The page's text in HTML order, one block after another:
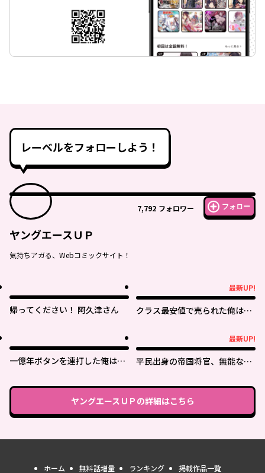
レーベルをフォローしよう！
7,792 フォロワー フォロー
ヤングエースＵＰ
気持ちアガる、Webコミックサイト！
帰ってください！ 阿久津さん
最新UP!
クラス最安値で売られた俺は、
一億年ボタンを連打した俺は、
落第剣士の学院無双～
最新UP!
平民出身の帝国将官、無能な貴
ヤングエースＵＰ の詳細はこちら
ホーム 無料話増量 ランキング 掲載作品一覧